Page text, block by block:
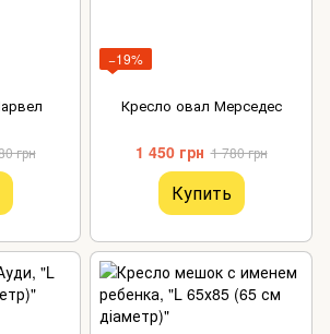
грн
−19%
Кресло овал Мерседес
1 450 грн 1 780 грн
Купить